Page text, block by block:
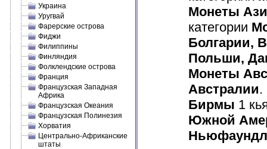
Украина
Уругвай
Фарерские острова
Фиджи
Филиппины
Финляндия
Фолклендские острова
Франция
Французская Западная
Африка
Французская Океания
Французская Полинезия
Хорватия
Центрально-Африканские
штаты
Монеты
категории
Болгарии,
Польши,
Монеты
Австралии.
Бирмы 1
Южной